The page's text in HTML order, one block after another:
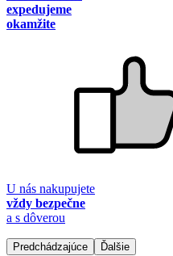
expedujeme
okamžite
U nás nakupujete
vždy bezpečne
a s dôverou
Predchádzajúce Ďalšie